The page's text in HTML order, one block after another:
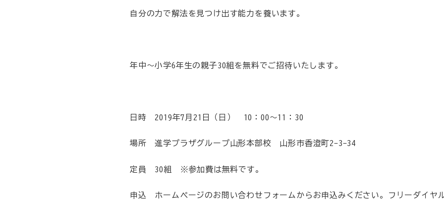
自分の力で解法を見つけ出す能力を養います。
年中～小学6年生の親子30組を無料でご招待いたします。
日時 2019年7月21日（日） 10：00～11：30
場所 進学プラザグループ山形本部校 山形市香澄町2-3-34
定員 30組 ※参加費は無料です。
申込 ホームページのお問い合わせフォームからお申込みください。フリーダイヤ